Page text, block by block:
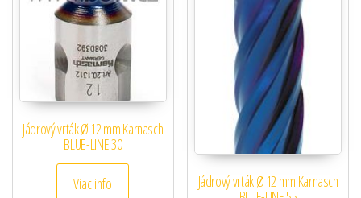
Jádrový vrták Ø 12 mm Karnasch
BLUE-LINE 30
Viac info Jádrový vrták Ø 12 mm Karnasch